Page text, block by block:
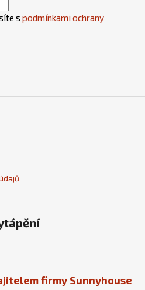
s podmínkami ochrany
firmy Sunnyhouse